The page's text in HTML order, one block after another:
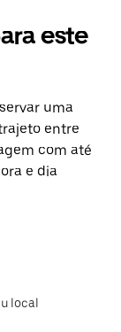
este
uma
entre
com até
e dia
local